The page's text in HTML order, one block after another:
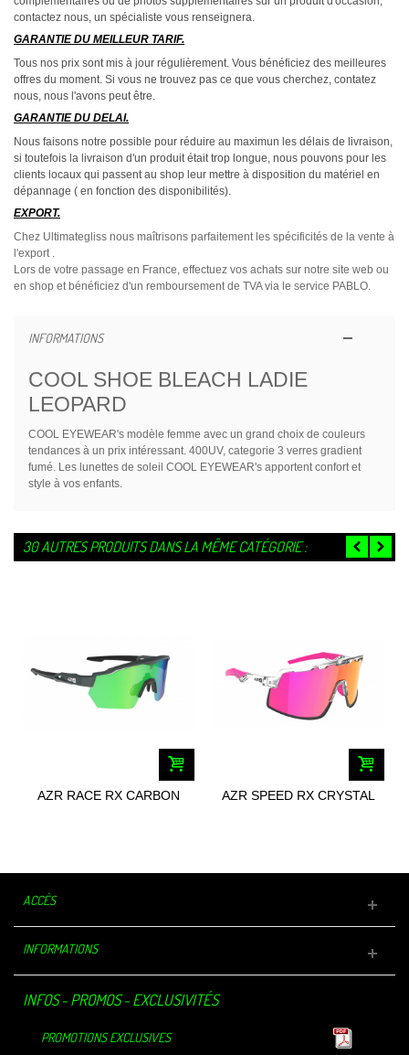
contactez nous, un spécialiste vous renseignera.
GARANTIE DU MEILLEUR TARIF.
Tous nos prix sont mis à jour régulièrement. Vous bénéficiez des meilleures
offres du moment. Si vous ne trouvez pas ce que vous cherchez, contatez
nous, nous l'avons peut être.
GARANTIE DU DELAI.
Nous faisons notre possible pour réduire au maximun les délais de livraison,
si toutefois la livraison d'un produit était trop longue, nous pouvons pour les
clients locaux qui passent au shop leur mettre à disposition du matériel en
dépannage ( en fonction des disponibilités).
EXPORT.
Chez Ultimategliss nous maîtrisons parfaitement les spécificités de la vente à
l'export .
Lors de votre passage en France, effectuez vos achats sur notre site web ou
en shop et bénéficiez d'un remboursement de TVA via le service PABLO.
INFORMATIONS
COOL SHOE BLEACH LADIE
LEOPARD
COOL EYEWEAR's modèle femme avec un grand choix de couleurs
tendances à un prix intéressant. 400UV, categorie 3 verres gradient
fumé. Les lunettes de soleil COOL EYEWEAR's apportent confort et
style à vos enfants.
30 AUTRES PRODUITS DANS LA MÊME CATÉGORIE :
AZR RACE RX CARBON
AZR SPEED RX CRYSTAL
ACCÈS
INFORMATIONS
INFOS - PROMOS - EXCLUSIVITÉS
PROMOTIONS EXCLUSIVES